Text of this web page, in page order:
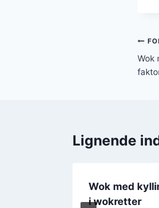
Wok
Lignende
Wok med
i wokretter